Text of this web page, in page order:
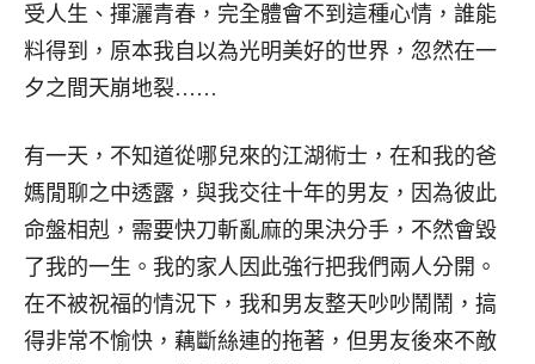
受人生、揮灑青春，完全體會不到這種心情，誰能
料得到，原本我自以為光明美好的世界，忽然在一
夕之間天崩地裂……
有一天，不知道從哪兒來的江湖術士，在和我的爸
媽閒聊之中透露，與我交往十年的男友，因為彼此
命盤相剋，需要快刀斬亂麻的果決分手，不然會毀
了我的一生。我的家人因此強行把我們兩人分開。
在不被祝福的情況下，我和男友整天吵吵鬧鬧，搞
得非常不愉快，藕斷絲連的拖著，但男友後來不敵